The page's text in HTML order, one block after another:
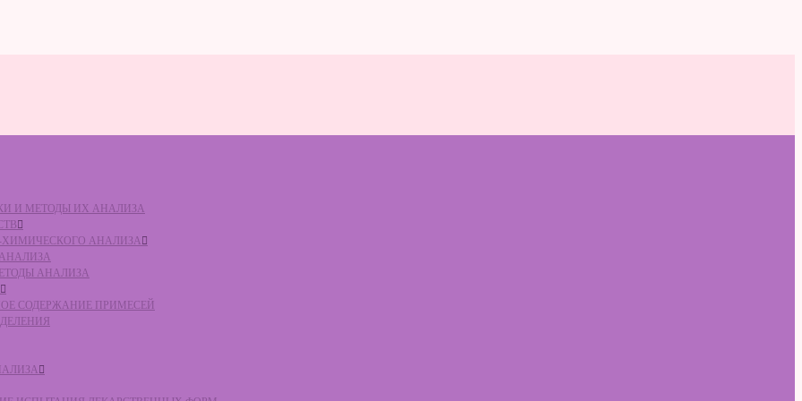
И МЕТОДЫ ИХ АНАЛИЗА
ХИМИЧЕСКОГО АНАЛИЗА
АНАЛИЗА
АНАЛИЗА
СОДЕРЖАНИЕ ПРИМЕСЕЙ